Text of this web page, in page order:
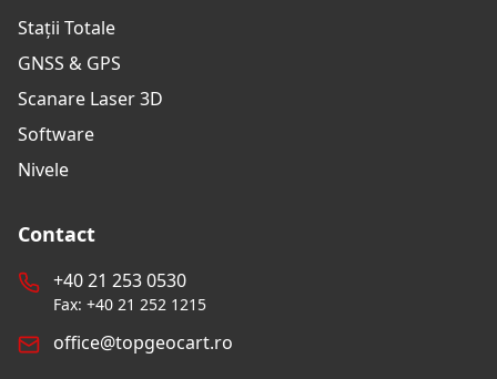
Stații Totale
GNSS & GPS
Scanare Laser 3D
Software
Nivele
Contact
+40 21 253 0530
Fax: +40 21 252 1215
office@topgeocart.ro